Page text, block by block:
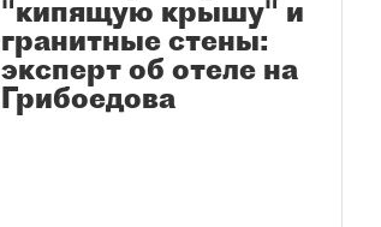
"кипящую крышу" и
гранитные стены:
эксперт об отеле на
Грибоедова